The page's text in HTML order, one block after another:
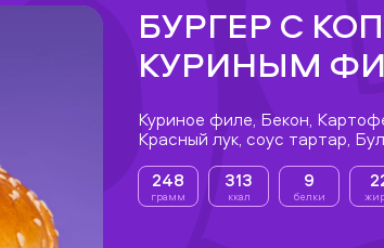
БУРГЕР С
КУРИНЫМ
Куриное филе, Бекон,
Красный лук, соус тартар,
248
грамм
313
ккал
9
белки